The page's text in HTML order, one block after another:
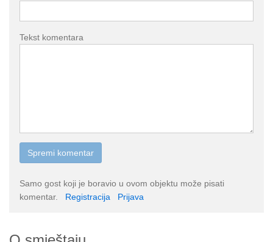
Tekst komentara
Samo gost koji je boravio u ovom objektu može pisati
komentar.
Registracija Prijava